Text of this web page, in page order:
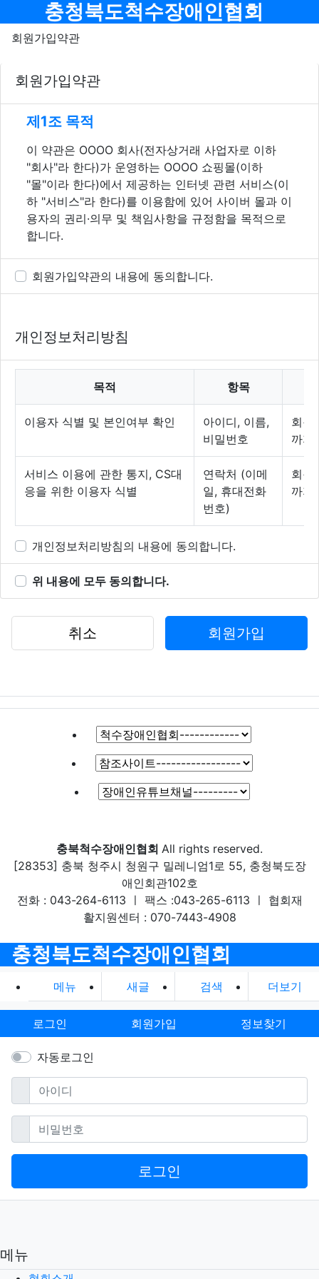
메뉴충청북도척수장애인협회
회원가입약관
회원가입약관
사이트 이용약관 안내
제1조 목적
이 약관은 OOOO 회사(전자상거래 사업자로 이하
"회사"라 한다)가 운영하는 OOOO 쇼핑몰(이하
"몰"이라 한다)에서 제공하는 인터넷 관련 서비스(이
하 "서비스"라 한다)를 이용함에 있어 사이버 몰과 이
용자의 권리·의무 및 책임사항을 규정함을 목적으로
합니다.
※「PC통신, 무선 등을 이용하는 전자상거래에 대해
서도 그 성질에 반하지 않는 한 이 약관을 준용합니
제2조 정의
"몰" 이란 "회사"가 재화 또는 용역(이하 "재화
등" 이라 함)을 이용자에게 제공하기 위하여 컴
퓨터등 정보통신설비를 이용하여 재화 등을 거
래할 수 있도록 설정한 가상의 영업장을 말하
며, 아울러 사이버몰을 운영하는 사업자의 의미
로도 사용합니다.
"이용자"란 "몰"에 접속하여 이 약관에 따라
"몰"이 제공하는 서비스를 받는 회원 및 비회원
계속적으로 "몰"이 제공하는 서비스를 이용할
수 있는 자를 말합니다.
'비회원'이라 함은 회원에 가입하지 않고 "몰"이
제공하는 서비스를 이용하는 자를 말합니다.
제3조 약관 등의 명시와 설명 및 개정
"몰"은 이 약관의 내용과 상호 및 대표자 성명,
가 쉽게 알 수 있도록 사이버몰의 초기 서비스
화면(전면)에 게시합니다. 다만, 약관의 내용은
이용자가 연결화면을 통하여 볼 수 있도록 할
수 있습니다.
환불조건 등과 같은 중요한 내용을 이용자가 이
해할 수 있도록 별도의 연결화면 또는 팝업화면
등을 제공하여 이용자의 확인을 구하여야 합니
다.
"몰"은 「전자상거래 등에서의 소비자보호에
관한 법률」, 「약관의 규제에 관한 법률」,
「전자문서 및 전자거래기본법」, 「전자금융
거래법」, 「전자서명법」, 「정보통신망 이용
매 등에 관한 법률」, 「소비자기본법」 등 관
련 법을 위배하지 않는 범위에서 이 약관을 개
정할 수 있습니다.
정사유를 명시하여 현행약관과 함께 몰의 초기
화면에 그 적용일자 7일 이전부터 적용일자 전
일까지 공지합니다. 다만, 이용자에게 불리하게
약관내용을 변경하는 경우에는 최소한 30일 이
상의 사전 유예기간을 두고 공지합니다. 이 경
하게 비교하여 이용자가 알기 쉽도록 표시합니
"몰"이 약관을 개정할 경우에는 그 개정약관은
이미 계약을 체결한 이용자가 개정약관 조항의
회원가입약관의 내용에 동의합니다.
개인정보처리방침
목적 항목
이용자 식별 및 본인여부 확인
아이디, 이름,
비밀번호
회원
까지
서비스 이용에 관한 통지, CS대
응을 위한 이용자 식별
연락처 (이메
일, 휴대전화
번호)
회원
까지
개인정보처리방침의 내용에 동의합니다.
위 내용에 모두 동의합니다.
회원가입
취소
충북척수장애인협회 All rights reserved.
[28353] 충북 청주시 청원구 밀레니엄1로 55, 충청북도장
애인회관102호
전화 : 043-264-6113 ㅣ 팩스 :043-265-6113 ㅣ 협회재
활지원센터 : 070-7443-4908
충청북도척수장애인협회
메뉴 새글 검색 더보기
로그인 회원가입 정보찾기
자동로그인
아이디필수
비밀번호필수
로그인
메뉴